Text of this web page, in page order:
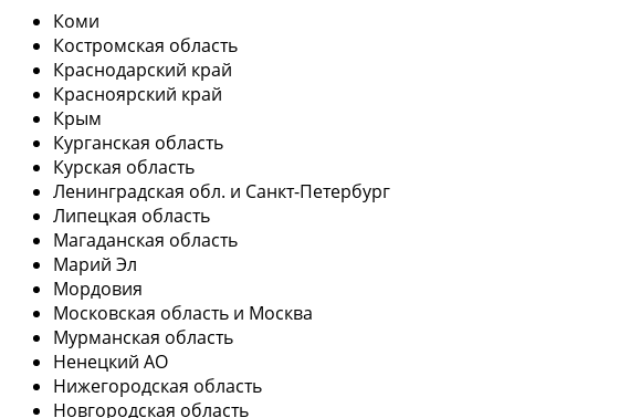
Коми
Костромская область
Краснодарский край
Красноярский край
Крым
Курганская область
Курская область
Ленинградская обл. и Санкт-Петербург
Липецкая область
Магаданская область
Марий Эл
Мордовия
Московская область и Москва
Мурманская область
Ненецкий АО
Нижегородская область
Новгородская область